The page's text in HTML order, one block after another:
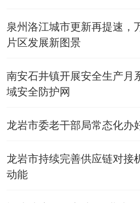
泉州洛江城市更新再提速，
片区发展新图景
南安石井镇开展安全生产月
域安全防护网
龙岩市委老干部局常态化办
龙岩市持续完善供应链对接
动能